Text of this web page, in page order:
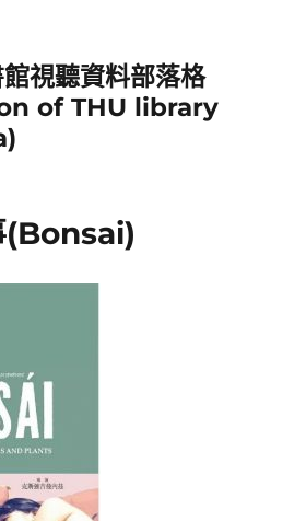
視聽資料部落格
of THU library
(Bonsai)